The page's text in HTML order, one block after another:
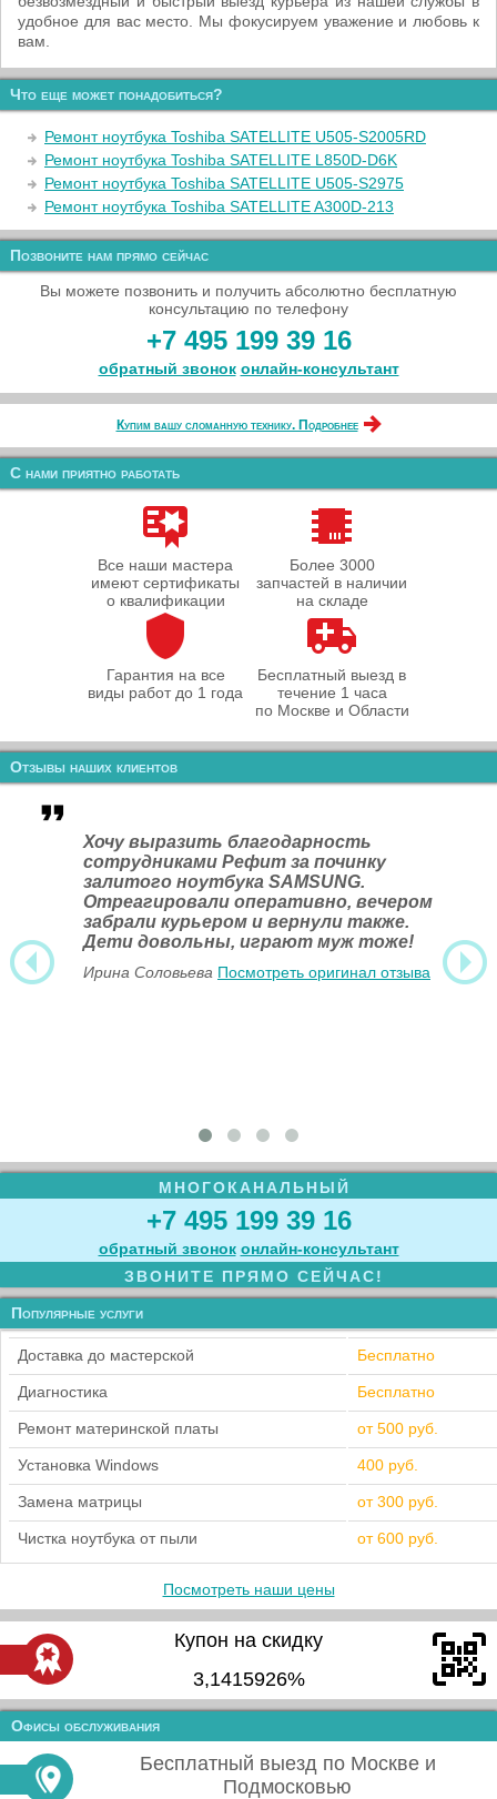
удобное для вас место. Мы фокусируем уважение и любовь к
вам.
Что еще может понадобиться?
Ремонт ноутбука Toshiba SATELLITE U505-S2005RD
Ремонт ноутбука Toshiba SATELLITE L850D-D6K
Ремонт ноутбука Toshiba SATELLITE U505-S2975
Ремонт ноутбука Toshiba SATELLITE A300D-213
Позвоните нам прямо сейчас
Вы можете позвонить и получить абсолютно бесплатную
консультацию по телефону
+7 495 199 39 16
обратный звонок онлайн‑консультант
Купим вашу сломанную технику. Подробнее
С нами приятно работать
Все наши мастера
имеют сертификаты
о квалификации
Более 3000
запчастей в наличии
на складе
Гарантия на все
виды работ до 1 года
Бесплатный выезд в
течение 1 часа
по Москве и Области
Отзывы наших клиентов
Хочу выразить благодарность
сотрудниками Рефит за починку
залитого ноутбука SAMSUNG.
Отреагировали оперативно, вечером
забрали курьером и вернули также.
Дети довольны, играют муж тоже!
Ирина Соловьева Посмотреть оригинал отзыва
МНОГОКАНАЛЬНЫЙ
+7 495 199 39 16
обратный звонок онлайн‑консультант
ЗВОНИТЕ ПРЯМО СЕЙЧАС!
Популярные услуги
Доставка до мастерской Бесплатно
Диагностика Бесплатно
Ремонт материнской платы от 500 руб.
Установка Windows 400 руб.
Замена матрицы от 300 руб.
Чистка ноутбука от пыли от 600 руб.
Посмотреть наши цены
Купон на скидку
3,1415926%
Офисы обслуживания
Бесплатный выезд по Москве и
Подмосковью